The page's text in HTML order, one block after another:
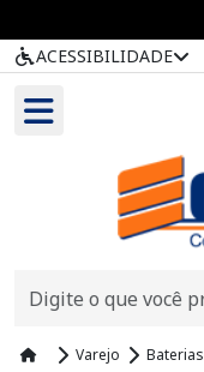
ACESSIBILIDADE
Varejo Baterias